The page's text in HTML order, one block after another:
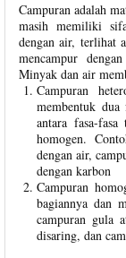
Campuran adalah
masih memiliki
dengan air, terlihat
mencampur
Minyak dan air
Campuran
membentuk
antara fasa-
homogen.
dengan air,
dengan karbon
Campuran
bagiannya dan
campuran gula
disaring, dan